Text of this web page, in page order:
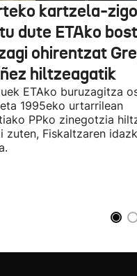
kartzela-
dute ETAko bost
ohirentzat
hiltzeagatik
ETAko buruzagitza
1995eko urtarrilean
PPko zinegotzia
zuten, Fiskaltzaren